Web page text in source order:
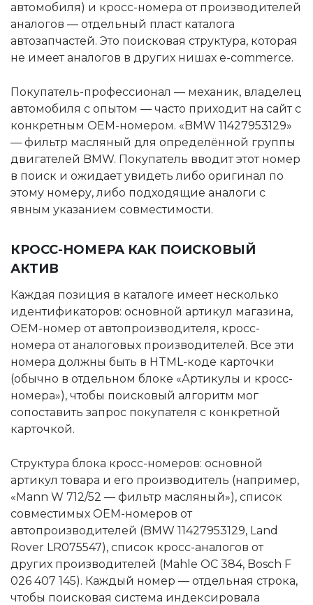
автомобиля) и кросс-номера от производителей
аналогов — отдельный пласт каталога
автозапчастей. Это поисковая структура, которая
не имеет аналогов в других нишах e-commerce.
Покупатель-профессионал — механик, владелец
автомобиля с опытом — часто приходит на сайт с
конкретным OEM-номером. «BMW 11427953129»
— фильтр масляный для определённой группы
двигателей BMW. Покупатель вводит этот номер
в поиск и ожидает увидеть либо оригинал по
этому номеру, либо подходящие аналоги с
явным указанием совместимости.
КРОСС-НОМЕРА КАК ПОИСКОВЫЙ
АКТИВ
Каждая позиция в каталоге имеет несколько
идентификаторов: основной артикул магазина,
OEM-номер от автопроизводителя, кросс-
номера от аналоговых производителей. Все эти
номера должны быть в HTML-коде карточки
(обычно в отдельном блоке «Артикулы и кросс-
номера»), чтобы поисковый алгоритм мог
сопоставить запрос покупателя с конкретной
карточкой.
Структура блока кросс-номеров: основной
артикул товара и его производитель (например,
«Mann W 712/52 — фильтр масляный»), список
совместимых OEM-номеров от
автопроизводителей (BMW 11427953129, Land
Rover LR075547), список кросс-аналогов от
других производителей (Mahle OC 384, Bosch F
026 407 145). Каждый номер — отдельная строка,
чтобы поисковая система индексировала